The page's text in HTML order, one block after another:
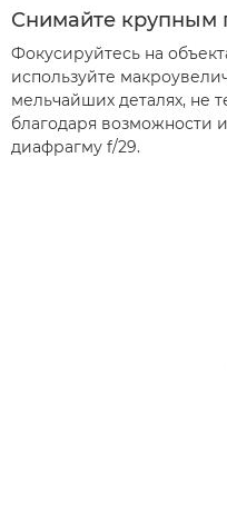
Снимайте крупным
Фокусируйтесь на
используйте
мельчайших деталях, не
благодаря возможности
диафрагму f/29.